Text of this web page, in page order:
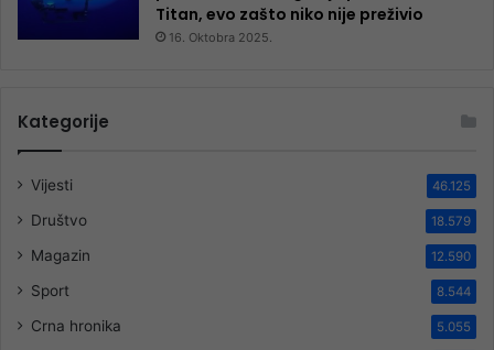
Titan, evo zašto niko nije preživio
16. Oktobra 2025.
Kategorije
Vijesti 46.125
Društvo 18.579
Magazin 12.590
Sport 8.544
Crna hronika 5.055